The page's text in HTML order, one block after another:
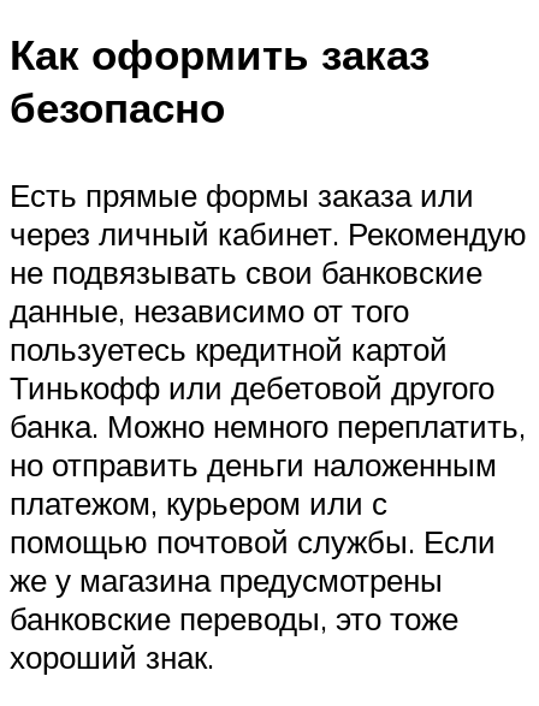
Как оформить заказ
безопасно
Есть прямые формы заказа или
через личный кабинет. Рекомендую
не подвязывать свои банковские
данные, независимо от того
пользуетесь кредитной картой
Тинькофф или дебетовой другого
банка. Можно немного переплатить,
но отправить деньги наложенным
платежом, курьером или с
помощью почтовой службы. Если
же у магазина предусмотрены
банковские переводы, это тоже
хороший знак.